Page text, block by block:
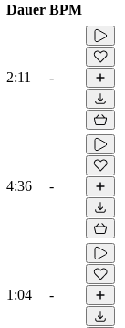
Dauer BPM
2:11 -
4:36 -
1:04 -